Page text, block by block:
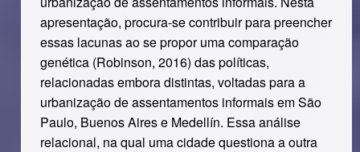
apresentação, procura-se contribuir para preencher
essas lacunas ao se propor uma comparação
genética (Robinson, 2016) das políticas,
relacionadas embora distintas, voltadas para a
urbanização de assentamentos informais em São
Paulo, Buenos Aires e Medellín. Essa análise
relacional, na qual uma cidade questiona a outra